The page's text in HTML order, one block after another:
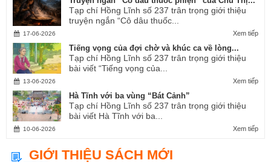
Tạp chí Hồng Lĩnh số 237 trân trọng giới thiệu
truyện ngắn “Cô dâu thuốc...
Xem tiếp
17-06-2026
Tiếng vọng của đợi chờ và khúc ca về lòng...
Tạp chí Hồng Lĩnh số 237 trân trọng giới thiệu
bài viết “Tiếng vọng của...
Xem tiếp
13-06-2026
Hà Tĩnh với ba vùng “Bát Cảnh”
Tạp chí Hồng Lĩnh số 237 trân trọng giới thiệu
bài viết Hà Tĩnh với ba...
Xem tiếp
10-06-2026
GIỚI THIỆU SÁCH MỚI